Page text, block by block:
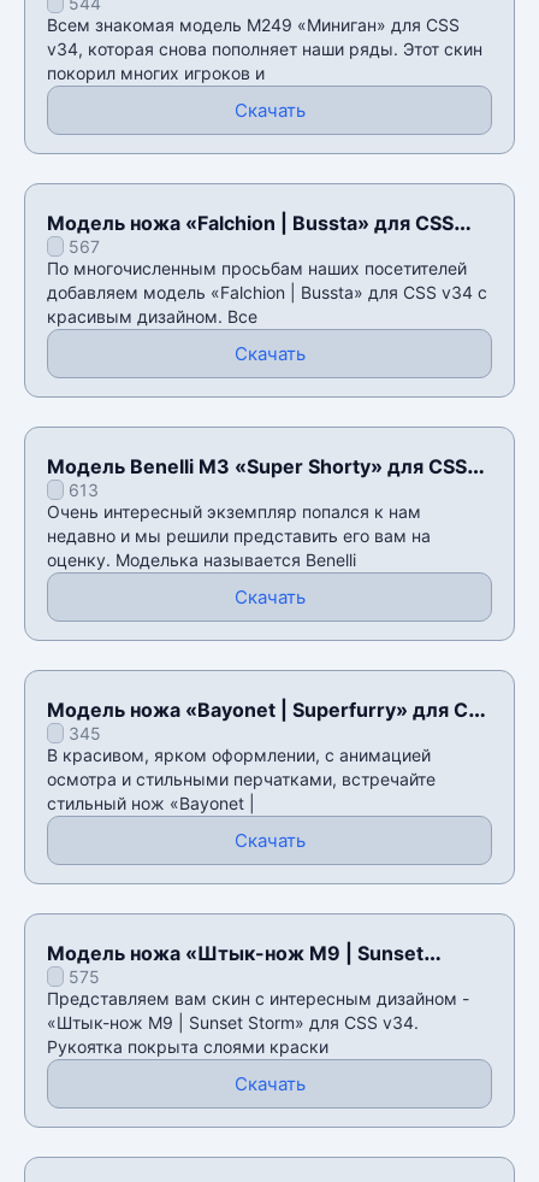
Всем знакомая модель M249 «Миниган» для CSS
v34, которая снова пополняет наши ряды. Этот скин
покорил многих игроков и
Скачать
Модель ножа «Falchion | Bussta» для CSS
v34567
По многочисленным просьбам наших посетителей
добавляем модель «Falchion | Bussta» для CSS v34 с
красивым дизайном. Все
Скачать
Модель Benelli M3 «Super Shorty» для CSS
v34613
Очень интересный экземпляр попался к нам
недавно и мы решили представить его вам на
оценку. Моделька называется Benelli
Скачать
Модель ножа «Bayonet | Superfurry» для CSS
v34345
В красивом, ярком оформлении, с анимацией
осмотра и стильными перчатками, встречайте
стильный нож «Bayonet |
Скачать
Модель ножа «Штык-нож M9 | Sunset
Storm» для CSS v34
575
Представляем вам скин с интересным дизайном -
«Штык-нож M9 | Sunset Storm» для CSS v34.
Рукоятка покрыта слоями краски
Скачать